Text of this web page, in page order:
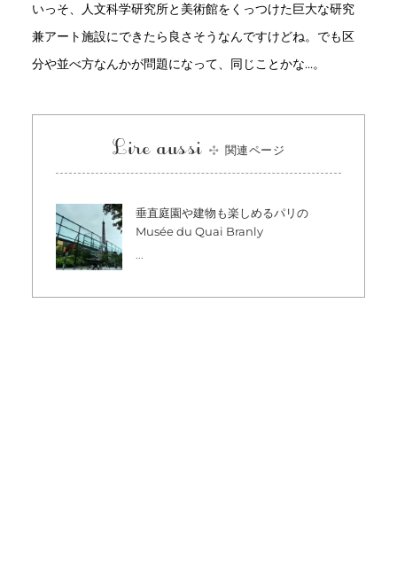
いっそ、人文科学研究所と美術館をくっつけた巨大な研究
兼アート施設にできたら良さそうなんですけどね。でも区
分や並べ方なんかが問題になって、同じことかな…。
Lire aussi 関連ページ
垂直庭園や建物も楽しめるパリの
Musée du Quai Branly
...